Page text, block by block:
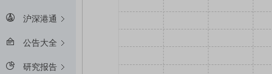
沪深港通
公告大全
研究报告